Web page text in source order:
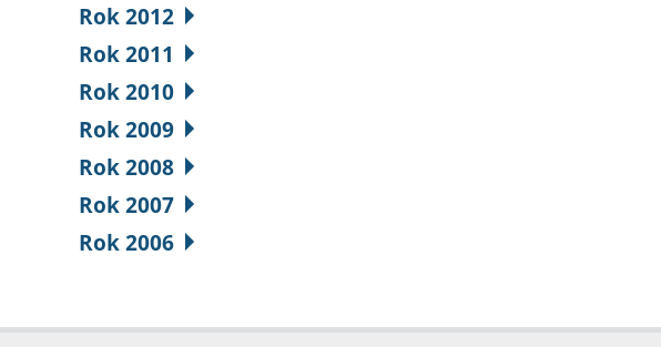
Rok 2012
Rok 2011
Rok 2010
Rok 2009
Rok 2008
Rok 2007
Rok 2006